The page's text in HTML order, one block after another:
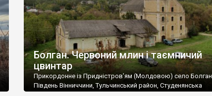
Болган. Червоний млин і таємничий
цвинтар
Прикордонне із Придністров’ям (Молдовою) село Болган.
Південь Вінниччини, Тульчинський район, Студенянська